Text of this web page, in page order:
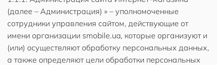
(далее – Администрация) » – уполномоченные
сотрудники управления сайтом, действующие от
имени организации smobile.ua, которые организуют и
(или) осуществляют обработку персональных данных,
а также определяют цели обработки персональных